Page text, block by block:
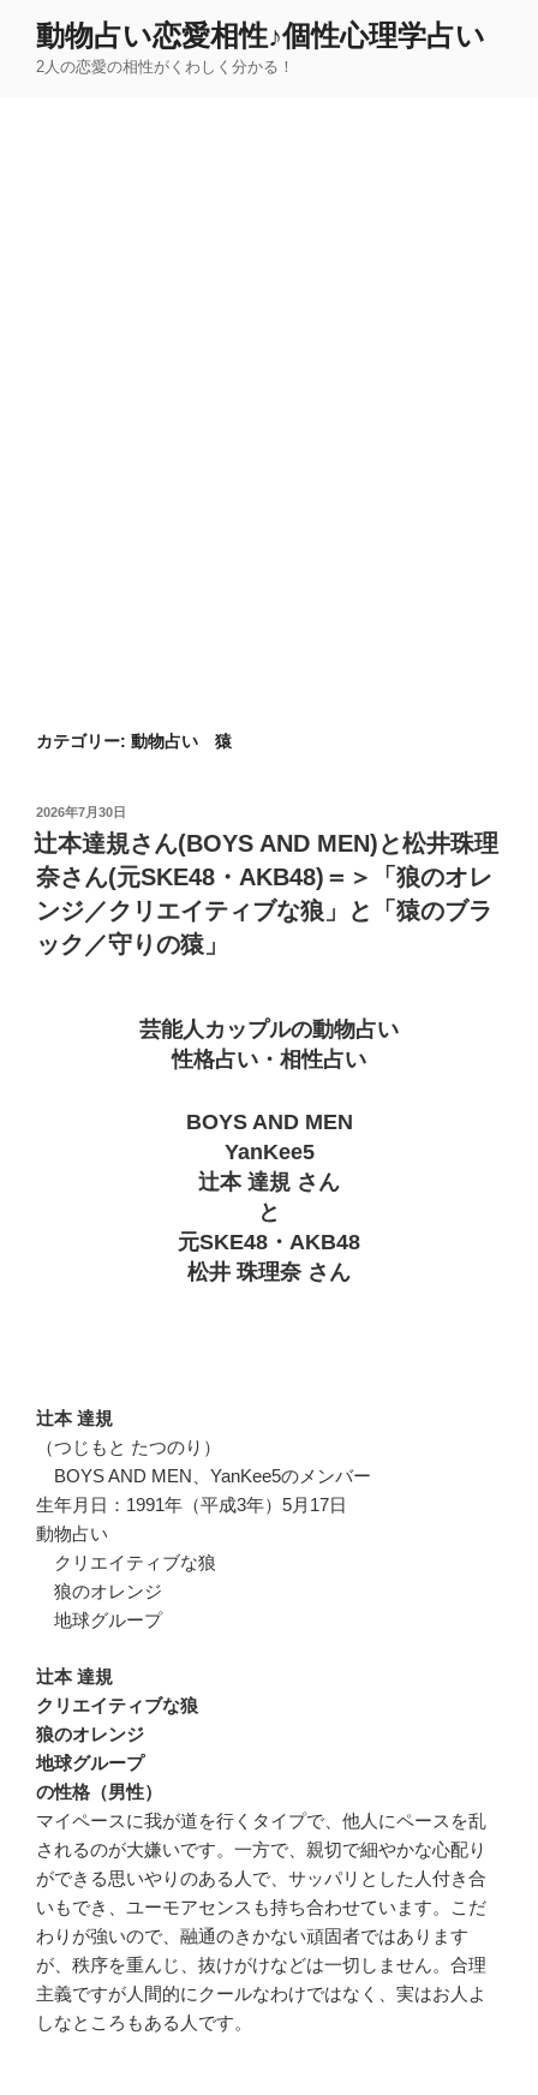
動物占い恋愛相性♪個性心理学占い
2人の恋愛の相性がくわしく分かる！
カテゴリー: 動物占い 猿
投
稿
日:
2026年7月30日
辻本達規さん(BOYS AND MEN)と松井珠理
奈さん(元SKE48・AKB48)＝＞「狼のオレ
ンジ／クリエイティブな狼」と「猿のブラ
ック／守りの猿」
芸能人カップルの動物占い
性格占い・相性占い
BOYS AND MEN
YanKee5
辻本 達規 さん
と
元SKE48・AKB48
松井 珠理奈 さん
辻本 達規
（つじもと たつのり）
BOYS AND MEN、YanKee5のメンバー
生年月日：1991年（平成3年）5月17日
動物占い
クリエイティブな狼
狼のオレンジ
地球グループ
辻本 達規
クリエイティブな狼
狼のオレンジ
地球グループ
の性格（男性）
マイペースに我が道を行くタイプで、他人にペースを乱
されるのが大嫌いです。一方で、親切で細やかな心配り
ができる思いやりのある人で、サッパリとした人付き合
いもでき、ユーモアセンスも持ち合わせています。こだ
わりが強いので、融通のきかない頑固者ではあります
が、秩序を重んじ、抜けがけなどは一切しません。合理
主義ですが人間的にクールなわけではなく、実はお人よ
しなところもある人です。